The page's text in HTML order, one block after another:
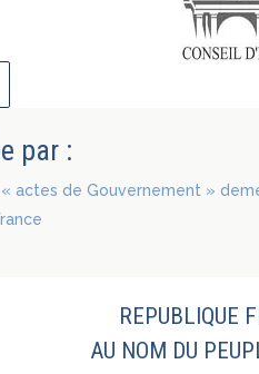
par :
actes de Gouvernement »
REPUBLIQUE
AU NOM DU